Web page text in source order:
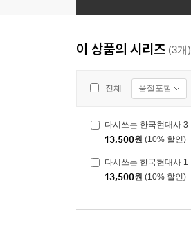
이 상품의 시리즈 (3개)
전체 품절포함
다시쓰는 한국현대사 3
13,500원 (10% 할인)
다시쓰는 한국현대사 1
13,500원 (10% 할인)